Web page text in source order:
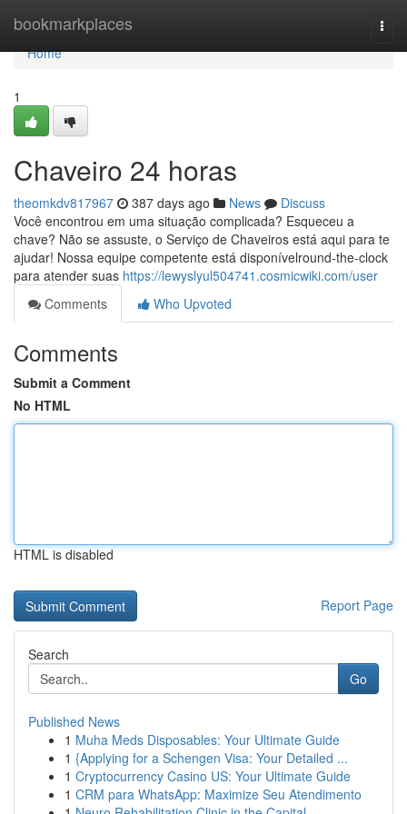
bookmarkplaces
Home
Home
1
Chaveiro 24 horas
theomkdv817967 387 days ago News
Discuss
Você encontrou em uma situação complicada? Esqueceu a
chave? Não se assuste, o Serviço de Chaveiros está aqui para te
ajudar! Nossa equipe competente está disponívelround-the-clock
para atender suas https://lewyslyul504741.cosmicwiki.com/user
Comments
Who Upvoted
Comments
Submit a Comment
No HTML
HTML is disabled
Report Page
Search
Go
Published News
1 Muha Meds Disposables: Your Ultimate Guide
1 {Applying for a Schengen Visa: Your Detailed ...
1 Cryptocurrency Casino US: Your Ultimate Guide
1 CRM para WhatsApp: Maximize Seu Atendimento